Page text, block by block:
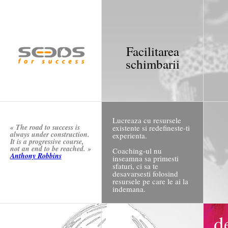
Facilitarea
schimbarii
« The road to success is
always under construction.
It is a progressive course,
not an end to be reached. »
Anthony Robbins
Lucreaza cu resursele
existente si redefineste-ti
experienta.
Coaching-ul nu
inseamna sa primesti
sfaturi, ci sa te
desavarsesti folosind
resursele pe care le ai la
indemana.